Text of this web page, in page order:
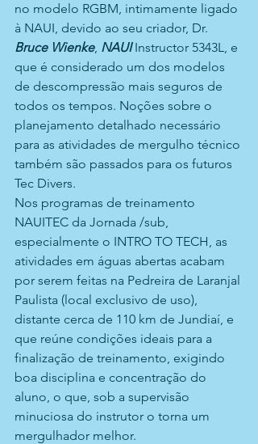
no modelo RGBM, intimamente ligado
à NAUI, devido ao seu criador, Dr.
Bruce Wienke, NAUI Instructor 5343L, e
que é considerado um dos modelos
de descompressão mais seguros de
todos os tempos. Noções sobre o
planejamento detalhado necessário
para as atividades de mergulho técnico
também são passados para os futuros
Tec Divers.
Nos programas de treinamento
NAUITEC da Jornada /sub,
especialmente o INTRO TO TECH, as
atividades em águas abertas acabam
por serem feitas na Pedreira de Laranjal
Paulista (local exclusivo de uso),
distante cerca de 110 km de Jundiaí, e
que reúne condições ideais para a
finalização de treinamento, exigindo
boa disciplina e concentração do
aluno, o que, sob a supervisão
minuciosa do instrutor o torna um
mergulhador melhor.